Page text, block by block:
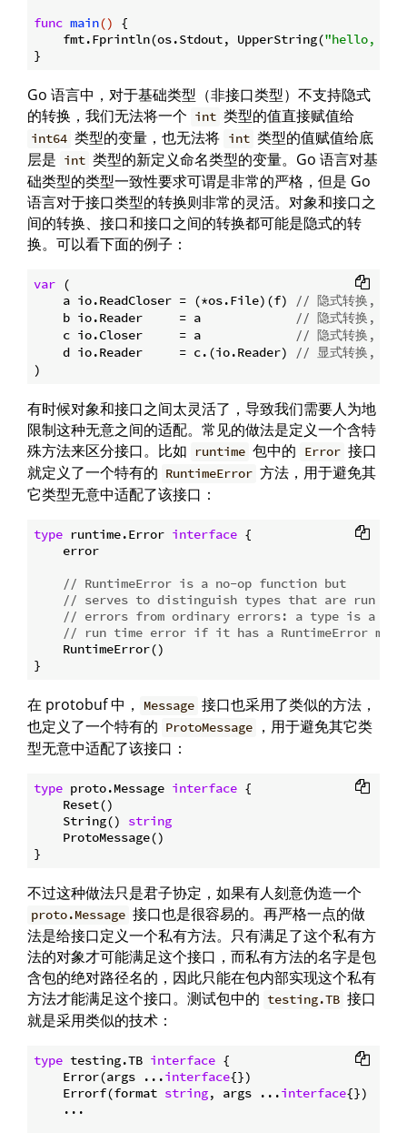
func main()
{
    fmt.Fprintln(os.Stdout, UpperString(
"hello,
Go 语言中，对于基础类型（非接口类型）不支持隐式
的转换，我们无法将一个 int 类型的值直接赋值给
int64 类型的变量，也无法将 int 类型的值赋值给底
层是 int 类型的新定义命名类型的变量。Go 语言对基
础类型的类型一致性要求可谓是非常的严格，但是 Go
语言对于接口类型的转换则非常的灵活。对象和接口之
间的转换、接口和接口之间的转换都可能是隐式的转
换。可以看下面的例子：
var (
    a io.ReadCloser = (*os.File)(f)
// 隐式转换,
    b io.Reader     = a
// 隐式转换,
    c io.Closer     = a
// 隐式转换,
    d io.Reader     = c.(io.Reader)
// 显式转换,
有时候对象和接口之间太灵活了，导致我们需要人为地
限制这种无意之间的适配。常见的做法是定义一个含特
殊方法来区分接口。比如
runtime 包中的 Error 接口
就定义了一个特有的 RuntimeError 方法，用于避免其
它类型无意中适配了该接口：
type runtime.Error interface {
    error
// RuntimeError is a no-op function but
// serves to distinguish types that are run
// errors from ordinary errors: a type is a
// run time error if it has a RuntimeError
    RuntimeError()
在 protobuf 中， Message 接口也采用了类似的方法，
也定义了一个特有的 ProtoMessage
，用于避免其它类
型无意中适配了该接口：
type proto.Message interface {
    Reset()
    String()
string
    ProtoMessage()
不过这种做法只是君子协定，如果有人刻意伪造一个
proto.Message 接口也是很容易的。再严格一点的做
法是给接口定义一个私有方法。只有满足了这个私有方
法的对象才可能满足这个接口，而私有方法的名字是包
含包的绝对路径名的，因此只能在包内部实现这个私有
方法才能满足这个接口。测试包中的 testing.TB 接口
就是采用类似的技术：
type testing.TB interface {
    Error(args ...
interface{})
    Errorf(format
string, args ...interface{})
    ...